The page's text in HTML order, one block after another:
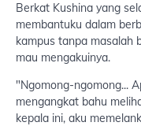
Berkat Kushina yang
membantuku dalam
kampus tanpa masalah
mau mengakuinya.
"Ngomong-ngomong...
mengangkat bahu
kepala ini, aku